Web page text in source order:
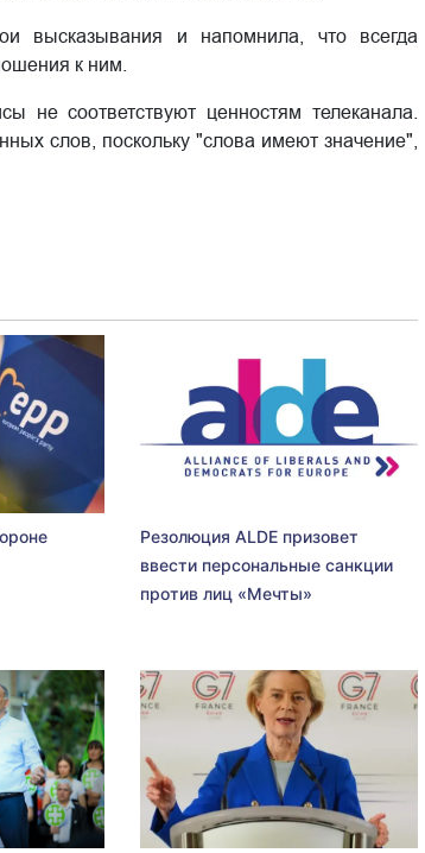
высказывания и напомнила, что всегда
к ним.
не соответствуют ценностям телеканала.
слов, поскольку "слова имеют значение",
Резолюция ALDE призовет
ввести персональные санкции
против лиц «Мечты»